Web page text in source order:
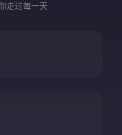
走过每一天